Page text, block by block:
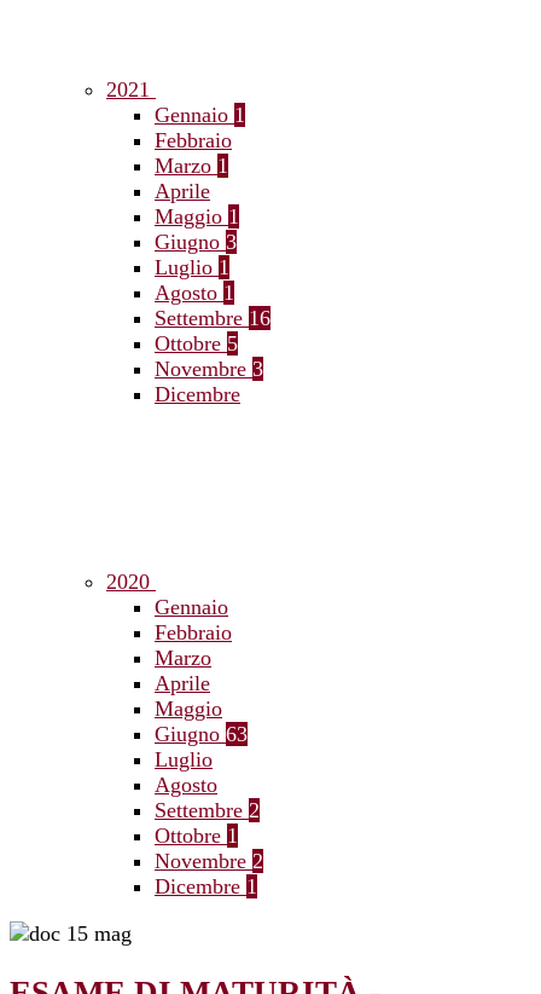
2021
Gennaio 1
Febbraio
Marzo 1
Aprile
Maggio 1
Giugno 3
Luglio 1
Agosto 1
Settembre 16
Ottobre 5
Novembre 3
Dicembre
2020
Gennaio
Febbraio
Marzo
Aprile
Maggio
Giugno 63
Luglio
Agosto
Settembre 2
Ottobre 1
Novembre 2
Dicembre 1